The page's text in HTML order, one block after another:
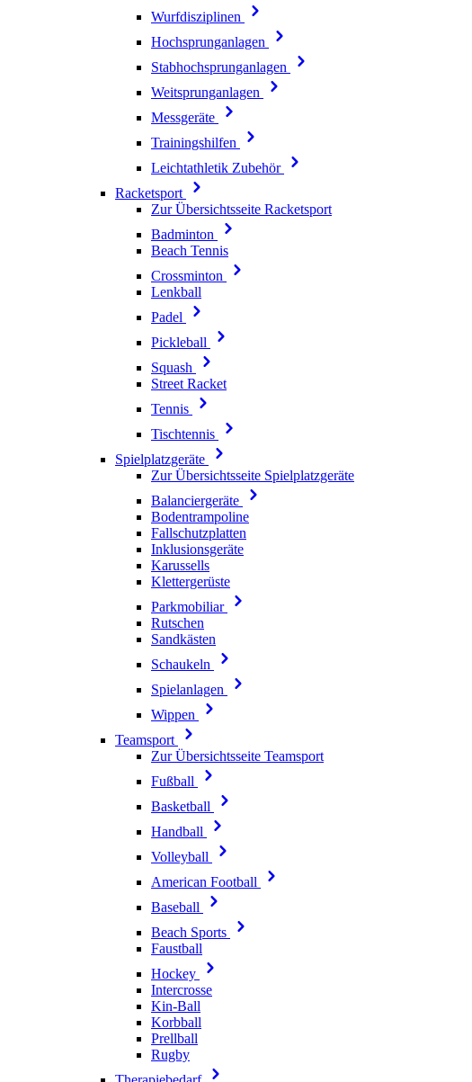
Wurfdisziplinen
Hochsprunganlagen
Stabhochsprunganlagen
Weitsprunganlagen
Messgeräte
Trainingshilfen
Leichtathletik Zubehör
Racketsport
Zur Übersichtsseite Racketsport
Badminton
Beach Tennis
Crossminton
Lenkball
Padel
Pickleball
Squash
Street Racket
Tennis
Tischtennis
Spielplatzgeräte
Zur Übersichtsseite Spielplatzgeräte
Balanciergeräte
Bodentrampoline
Fallschutzplatten
Inklusionsgeräte
Karussells
Klettergerüste
Parkmobiliar
Rutschen
Sandkästen
Schaukeln
Spielanlagen
Wippen
Teamsport
Zur Übersichtsseite Teamsport
Fußball
Basketball
Handball
Volleyball
American Football
Baseball
Beach Sports
Faustball
Hockey
Intercrosse
Kin-Ball
Korbball
Prellball
Rugby